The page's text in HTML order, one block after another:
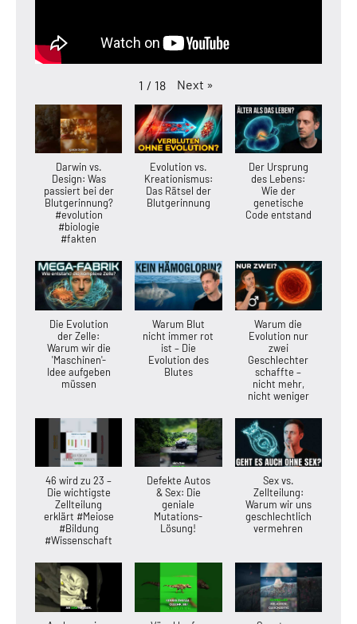
1 / 18 Next »
Darwin vs.
Design: Was
passiert bei der
Blutgerinnung?
#evolution
#biologie
#fakten
Evolution vs.
Kreationismus:
Das Rätsel der
Blutgerinnung
Der Ursprung
des Lebens:
Wie der
genetische
Code entstand
Die Evolution
der Zelle:
Warum wir die
'Maschinen'-
Idee aufgeben
müssen
Warum Blut
nicht immer rot
ist – Die
Evolution des
Blutes
Warum die
Evolution nur
zwei
Geschlechter
schaffte –
nicht mehr,
nicht weniger
46 wird zu 23 –
Die wichtigste
Zellteilung
erklärt #Meiose
#Bildung
#Wissenschaft
Defekte Autos
& Sex: Die
geniale
Mutations-
Lösung!
Sex vs.
Zellteilung:
Warum wir uns
geschlechtlich
vermehren